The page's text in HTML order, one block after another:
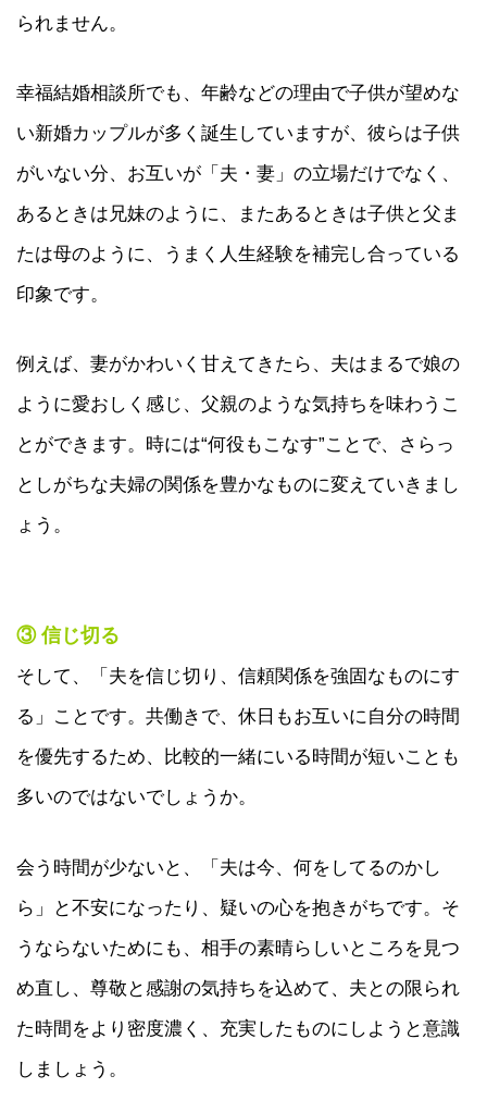
られません。
幸福結婚相談所でも、年齢などの理由で子供が望めな
い新婚カップルが多く誕生していますが、彼らは子供
がいない分、お互いが「夫・妻」の立場だけでなく、
あるときは兄妹のように、またあるときは子供と父ま
たは母のように、うまく人生経験を補完し合っている
印象です。
例えば、妻がかわいく甘えてきたら、夫はまるで娘の
ように愛おしく感じ、父親のような気持ちを味わうこ
とができます。時には“何役もこなす”ことで、さらっ
としがちな夫婦の関係を豊かなものに変えていきまし
ょう。
③ 信じ切る
そして、「夫を信じ切り、信頼関係を強固なものにす
る」ことです。共働きで、休日もお互いに自分の時間
を優先するため、比較的一緒にいる時間が短いことも
多いのではないでしょうか。
会う時間が少ないと、「夫は今、何をしてるのかし
ら」と不安になったり、疑いの心を抱きがちです。そ
うならないためにも、相手の素晴らしいところを見つ
め直し、尊敬と感謝の気持ちを込めて、夫との限られ
た時間をより密度濃く、充実したものにしようと意識
しましょう。